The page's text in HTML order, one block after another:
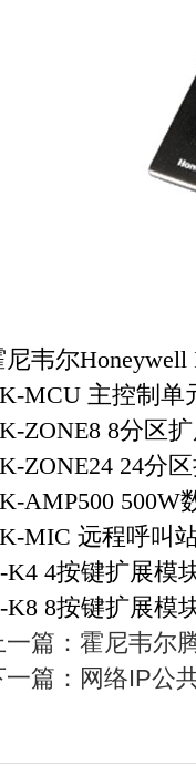
尼韦尔
MCU 主控制单
ZONE8 8分区
ZONE24 24分
AMP500 500W
MIC 远程呼叫
K4 4按键扩展模
K8 8按键扩展模
篇： 霍尼韦尔
篇： 网络IP公